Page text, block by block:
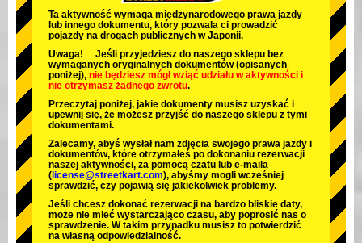
Tokyo Akihabara#2
Tokyo Shibuya Annex
Tokyo Asakusa Osaka
Okinawa
Ta aktywność wymaga międzynarodowego prawa jazdy
lub innego dokumentu, który pozwala ci prowadzić
pojazdy na drogach publicznych w Japonii.
Uwaga! Jeśli przyjedziesz do naszego sklepu bez
wymaganych oryginalnych dokumentów (opisanych
poniżej), nie będziesz mógł wziąć udziału w aktywności i
nie otrzymasz żadnego zwrotu.
Przeczytaj poniżej, jakie dokumenty musisz uzyskać i
upewnij się, że możesz przyjść do naszego sklepu z tymi
dokumentami.
Zalecamy, abyś wysłał nam zdjęcia swojego prawa jazdy i
dokumentów, które otrzymałeś po dokonaniu rezerwacji
naszej aktywności, za pomocą czatu lub e-maila
( license@streetkart.com), abyśmy mogli wcześniej
sprawdzić, czy pojawią się jakiekolwiek problemy.
Jeśli chcesz dokonać rezerwacji na bardzo bliskie daty,
może nie mieć wystarczająco czasu, aby poprosić nas o
sprawdzenie. W takim przypadku musisz to potwierdzić
na własną odpowiedzialność.